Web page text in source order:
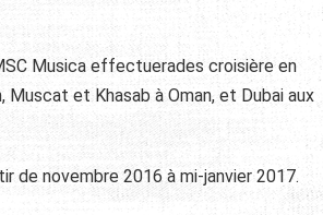
Musica effectuerades croisière en
Muscat et Khasab à Oman, et Dubai aux
de novembre 2016 à mi-janvier 2017.